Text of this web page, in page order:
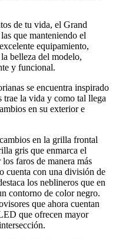
de tu vida, el Grand
que manteniendo el
equipamiento,
belleza del modelo,
y funcional.
se encuentra inspirado
trae la vida y como tal llega
en su exterior e
en la grilla frontal
gris que enmarca el
faros de manera más
cuenta con una división de
los neblineros que en
contorno de color negro.
que ahora cuentan
que ofrecen mayor